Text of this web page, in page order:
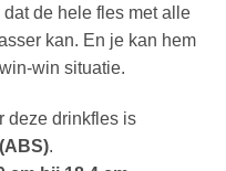
de hele fles met alle
kan. En je kan hem
win situatie.
deze drinkfles is
.